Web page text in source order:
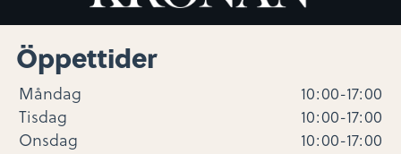
Öppettider
Måndag
10:00-17:00
Tisdag
10:00-17:00
Onsdag
10:00-17:00